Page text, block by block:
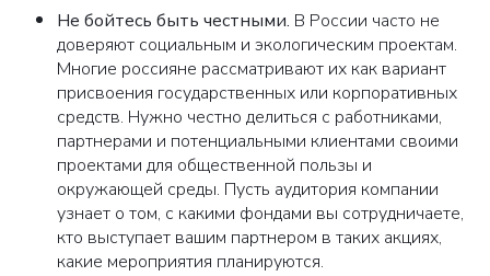
Не бойтесь быть честными. В России часто не
доверяют социальным и экологическим проектам.
Многие россияне рассматривают их как вариант
присвоения государственных или корпоративных
средств. Нужно честно делиться с работниками,
партнерами и потенциальными клиентами своими
проектами для общественной пользы и
окружающей среды. Пусть аудитория компании
узнает о том, с какими фондами вы сотрудничаете,
кто выступает вашим партнером в таких акциях,
какие мероприятия планируются.